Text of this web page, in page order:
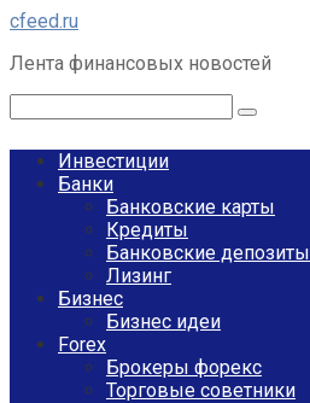
Перейти
контенту
cfeed.ru
Лента финансовых новостей
Инвестиции
Банки
Банковские карты
Кредиты
Банковские депозиты
Лизинг
Бизнес
Бизнес идеи
Forex
Брокеры форекс
Торговые советники